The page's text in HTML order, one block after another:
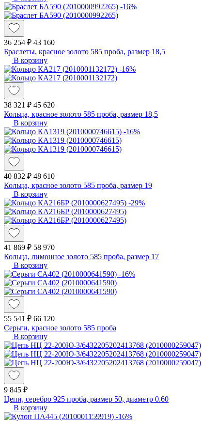
-16%
36 254 ₽ 43 160
Браслеты, красное золото 585 проба, размер 18,5
В корзину
-16%
38 321 ₽ 45 620
Кольца, красное золото 585 проба, размер 18,5
В корзину
-16%
40 832 ₽ 48 610
Кольца, красное золото 585 проба, размер 19
В корзину
-29%
41 869 ₽ 58 970
Кольца, лимонное золото 585 проба, размер 17
В корзину
-16%
55 541 ₽ 66 120
Серьги, красное золото 585 проба
В корзину
9 845 ₽
Цепи, серебро 925 проба, размер 50, диаметр 0.60
В корзину
-16%